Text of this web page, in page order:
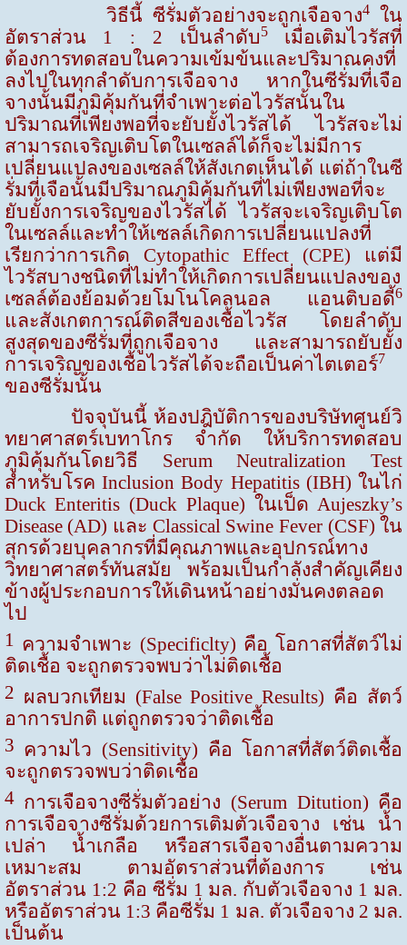
วิธีนี้ ซีรั่มตัวอย่างจะถูกเจือจาง4
ใน
อัตราส่วน 1 : 2 เป็นลำดับ5เมื่อเติมไวรัสที่
ต้องการทดสอบในความเข้มข้นและปริมาณคงที่
ลงไปในทุกลำดับการเจือจาง หากในซีรั่มที่เจือ
จางนั้นมีภูมิคุ้มกันที่จำเพาะต่อไวรัสนั้นใน
ปริมาณที่เพียงพอที่จะยับยั้งไวรัสได้ ไวรัสจะไม่
สามารถเจริญเติบโตในเซลล์ได้ก็จะไม่มีการ
เปลี่ยนแปลงของเซลล์ให้สังเกตเห็นได้ แต่ถ้าในซี
รั่มที่เจือนั้นมีปริมาณภูมิคุ้มกันที่ไม่เพียงพอที่จะ
ยับยั้งการเจริญของไวรัสได้ ไวรัสจะเจริญเติบโต
ในเซลล์และทำให้เซลล์เกิดการเปลี่ยนแปลงที่
เรียกว่าการเกิด Cytopathic Effect (CPE) แต่มี
ไวรัสบางชนิดที่ไม่ทำให้เกิดการเปลี่ยนแปลงของ
เซลล์ต้องย้อมด้วยโมโนโคลนอล แอนติบอดี้6
และสังเกตการณ์ติดสีของเชื้อไวรัส โดยลำดับ
สูงสุดของซีรั่มที่ถูกเจือจาง และสามารถยับยั้ง
การเจริญของเชื้อไวรัสได้จะถือเป็นค่าไตเตอร์7
ของซีรั่มนั้น
ปัจจุบันนี้ ห้องปฎิบัติการของบริษัทศูนย์วิ
ทยาศาสตร์เบทาโกร จำกัด ให้บริการทดสอบ
ภูมิคุ้มกันโดยวิธี Serum Neutralization Test
สำหรับโรค Inclusion Body Hepatitis (IBH)ในไก่
Duck Enteritis (Duck Plaque) ในเป็ด Aujeszky’s
Disease (AD) และ Classical Swine Fever (CSF)ใน
สุกรด้วยบุคลากรที่มีคุณภาพและอุปกรณ์ทาง
วิทยาศาสตร์ทันสมัย พร้อมเป็นกำลังสำคัญเคียง
ข้างผู้ประกอบการให้เดินหน้าอย่างมั่นคงตลอด
ไป
1 ความจำเพาะ (Specificlty) คือ โอกาสที่สัตว์ไม่
ติดเชื้อ จะถูกตรวจพบว่าไม่ติดเชื้อ
2 ผลบวกเทียม (False Positive Results) คือ สัตว์
อาการปกติ แต่ถูกตรวจว่าติดเชื้อ
3 ความไว (Sensitivity) คือ โอกาสที่สัตว์ติดเชื้อ
จะถูกตรวจพบว่าติดเชื้อ
4การเจือจางซีรั่มตัวอย่าง (Serum Ditution) คือ
การเจือจางซีรั่มด้วยการเติมตัวเจือจาง เช่น น้ำ
เปล่า น้ำเกลือ หรือสารเจือจางอื่นตามความ
เหมาะสม ตามอัตราส่วนที่ต้องการ เช่น
อัตราส่วน 1 :2 คือ ซีรั่ม 1 มล. กับตัวเจือจาง 1 มล.
หรืออัตราส่วน 1 :3 คือซีรั่ม 1 มล. ตัวเจือจาง 2 มล.
เป็นต้น